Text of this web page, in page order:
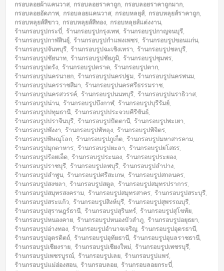
กรอบลอยผ้าแคนวาส, กรอบลอยราคาถูก, กรอบลอยราคาถูกมาก,
กรอบลอยอัดภาพ, กรอบลอยแคนวาส, กรอบหลยุส์, กรอบหลุยส์ราคาถูก,
กรอบหลุยส์สีขาว, กรอบหลุยส์สีทอง, กรอบหลุยส์แต่งงาน,
ร้านกรอบรูปกระบี่, ร้านกรอบรูปกรุงเทพ, ร้านกรอบรูปกาญจนบุรี,
ร้านกรอบรูปกาฬสินธุ์, ร้านกรอบรูปกำแพงเพชร, ร้านกรอบรูปขอนแก่น,
ร้านกรอบรูปจันทบุรี, ร้านกรอบรูปฉะเชิงเทรา, ร้านกรอบรูปชลบุรี,
ร้านกรอบรูปชัยนาท, ร้านกรอบรูปชัยภูมิ, ร้านกรอบรูปชุมพร,
ร้านกรอบรูปตรัง, ร้านกรอบรูปตราด, ร้านกรอบรูปตาก,
ร้านกรอบรูปนครนายก, ร้านกรอบรูปนครปฐม, ร้านกรอบรูปนครพนม,
ร้านกรอบรูปนครราชสีมา, ร้านกรอบรูปนครศรีธรรมราช,
ร้านกรอบรูปนครสวรรค์, ร้านกรอบรูปนนทบุรี, ร้านกรอบรูปนราธิวาส,
ร้านกรอบรูปน่าน, ร้านกรอบรูปบึงกาฬ, ร้านกรอบรูปบุรีรัมย์,
ร้านกรอบรูปปทุมธานี, ร้านกรอบรูปประจวบคีรีขันธ์,
ร้านกรอบรูปปราจีนบุรี, ร้านกรอบรูปปัตตานี, ร้านกรอบรูปพะเยา,
ร้านกรอบรูปพังงา, ร้านกรอบรูปพัทลุง, ร้านกรอบรูปพิจิตร,
ร้านกรอบรูปพิษณุโลก, ร้านกรอบรูปภูเก็ต, ร้านกรอบรูปมหาสารคาม,
ร้านกรอบรูปมุกดาหาร, ร้านกรอบรูปยะลา, ร้านกรอบรูปยโสธร,
ร้านกรอบรูปร้อยเอ็ด, ร้านกรอบรูประนอง, ร้านกรอบรูประยอง,
ร้านกรอบรูปราชบุรี, ร้านกรอบรูปลพบุรี, ร้านกรอบรูปลำปาง,
ร้านกรอบรูปลำพูน, ร้านกรอบรูปศรีสะเกษ, ร้านกรอบรูปสกลนคร,
ร้านกรอบรูปสงขลา, ร้านกรอบรูปสตูล, ร้านกรอบรูปสมุทรปราการ,
ร้านกรอบรูปสมุทรสงคราม, ร้านกรอบรูปสมุทรสาคร, ร้านกรอบรูปสระบุรี,
ร้านกรอบรูปสระแก้ว, ร้านกรอบรูปสิงห์บุรี, ร้านกรอบรูปสุพรรณบุรี,
ร้านกรอบรูปสุราษฎร์ธานี, ร้านกรอบรูปสุรินทร์, ร้านกรอบรูปสุโขทัย,
ร้านกรอบรูปหนองคาย, ร้านกรอบรูปหนองบัวลำภู, ร้านกรอบรูปอยุธยา,
ร้านกรอบรูปอ่างทอง, ร้านกรอบรูปอำนาจเจริญ, ร้านกรอบรูปอุดรธานี,
ร้านกรอบรูปอุตรดิตถ์, ร้านกรอบรูปอุทัยธานี, ร้านกรอบรูปอุบลราชธานี,
ร้านกรอบรูปเชียงราย, ร้านกรอบรูปเชียงใหม่, ร้านกรอบรูปเพชรบุรี,
ร้านกรอบรูปเพชรบูรณ์, ร้านกรอบรูปเลย, ร้านกรอบรูปแพร่,
ร้านกรอบรูปแม่ฮ่องสอน, ร้านกรอบลอย, ร้านกรอบลอยกระบี่,